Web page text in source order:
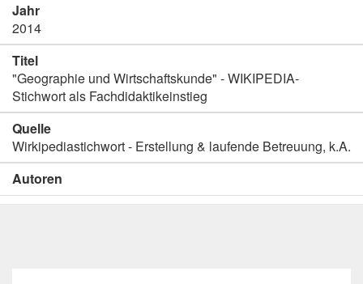
Jahr
2014
Titel
"Geographie und Wirtschaftskunde" - WIKIPEDIA-
Stichwort als Fachdidaktikeinstieg
Quelle
Wirkipediastichwort - Erstellung & laufende Betreuung, k.A.
Autoren